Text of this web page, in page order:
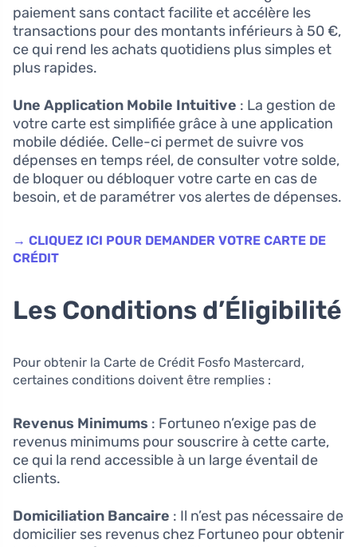
paiement sans contact facilite et accélère les
transactions pour des montants inférieurs à 50 €,
ce qui rend les achats quotidiens plus simples et
plus rapides.
Une Application Mobile Intuitive : La gestion de
votre carte est simplifiée grâce à une application
mobile dédiée. Celle-ci permet de suivre vos
dépenses en temps réel, de consulter votre solde,
de bloquer ou débloquer votre carte en cas de
besoin, et de paramétrer vos alertes de dépenses.
→ CLIQUEZ ICI POUR DEMANDER VOTRE CARTE DE
CRÉDIT
Les Conditions d’Éligibilité
Pour obtenir la Carte de Crédit Fosfo Mastercard,
certaines conditions doivent être remplies :
Revenus Minimums : Fortuneo n’exige pas de
revenus minimums pour souscrire à cette carte,
ce qui la rend accessible à un large éventail de
clients.
Domiciliation Bancaire : Il n’est pas nécessaire de
domicilier ses revenus chez Fortuneo pour obtenir